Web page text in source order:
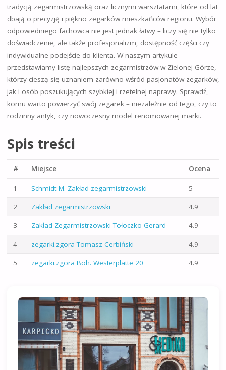
tradycją zegarmistrzowską oraz licznymi warsztatami, które od lat
dbają o precyzję i piękno zegarków mieszkańców regionu. Wybór
odpowiedniego fachowca nie jest jednak łatwy – liczy się nie tylko
doświadczenie, ale także profesjonalizm, dostępność części czy
indywidualne podejście do klienta. W naszym artykule
przedstawiamy listę najlepszych zegarmistrzów w Zielonej Górze,
którzy cieszą się uznaniem zarówno wśród pasjonatów zegarków,
jak i osób poszukujących szybkiej i rzetelnej naprawy. Sprawdź,
komu warto powierzyć swój zegarek – niezależnie od tego, czy to
rodzinny antyk, czy nowoczesny model renomowanej marki.
Spis treści
# Miejsce Ocena
1 Schmidt M. Zakład zegarmistrzowski 5
2 Zakład zegarmistrzowski 4.9
3 Zakład Zegarmistrzowski Tołoczko Gerard 4.9
4 zegarki.zgora Tomasz Cerbiński 4.9
5 zegarki.zgora Boh. Westerplatte 20 4.9